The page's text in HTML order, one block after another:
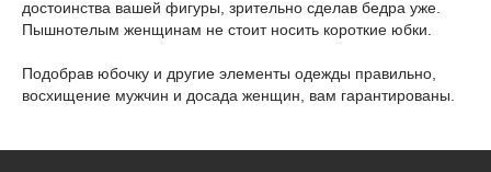
достоинства вашей фигуры, зрительно сделав бедра уже.
Пышнотелым женщинам не стоит носить короткие юбки.
Подобрав юбочку и другие элементы одежды правильно,
восхищение мужчин и досада женщин, вам гарантированы.